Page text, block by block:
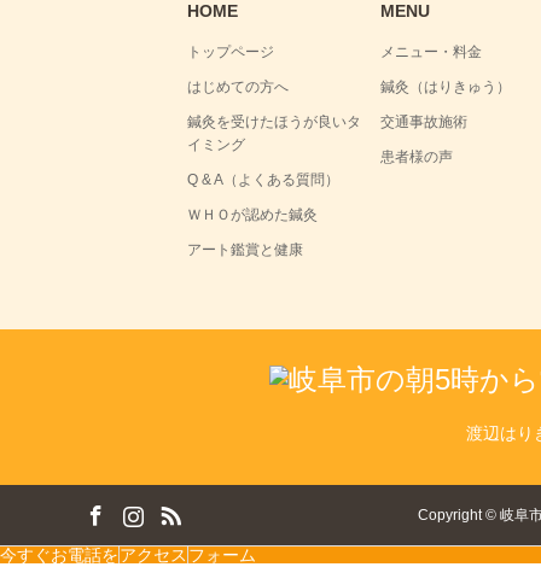
HOME
トップページ
はじめての方へ
鍼灸を受けたほうが良いタ
イミング
Q & A（よくある質問）
ＷＨＯが認めた鍼灸
アート鑑賞と健康
MENU
メニュー・料金
鍼灸（はりきゅう）
交通事故施術
患者様の声
渡辺はり
Copyright© 岐阜
今すぐお電話をアクセス フォーム